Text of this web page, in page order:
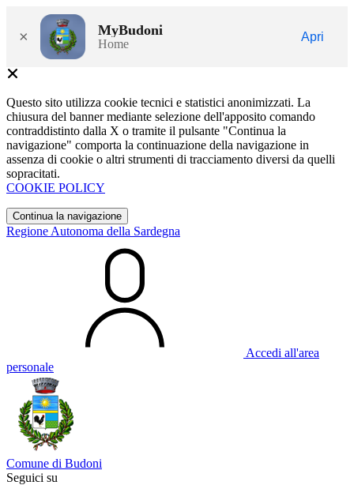
× MyBudoni
Home
Apri
Questo sito utilizza cookie tecnici e statistici anonimizzati. La
chiusura del banner mediante selezione dell'apposito comando
contraddistinto dalla X o tramite il pulsante "Continua la
navigazione" comporta la continuazione della navigazione in
assenza di cookie o altri strumenti di tracciamento diversi da quelli
sopracitati.
COOKIE POLICY
Continua la navigazione
Regione Autonoma della Sardegna
Accedi all'area
personale
Comune di Budoni
Seguici su